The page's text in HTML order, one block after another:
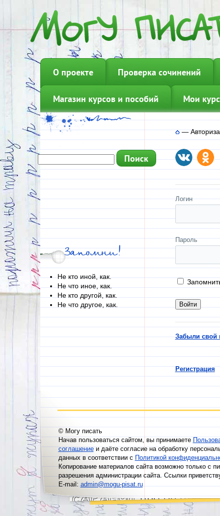
О проекте Проверка сочинений
Магазин курсов и пособий Мои
Запомни!
Не кто иной, как.
Не что иное, как.
Не кто другой, как.
Не что другое, как.
—
Логин
Пароль
Забыли свой
Регистрация
© Могу писать
Начав пользоваться сайтом, вы принимаете
соглашениеи даёте согласие на обработку
данных в соответствии сПолитикой
Копирование материалов сайта возможно только с
разрешения администрации сайта. Ссылки
E-mail:admin@mogu-pisat.ru